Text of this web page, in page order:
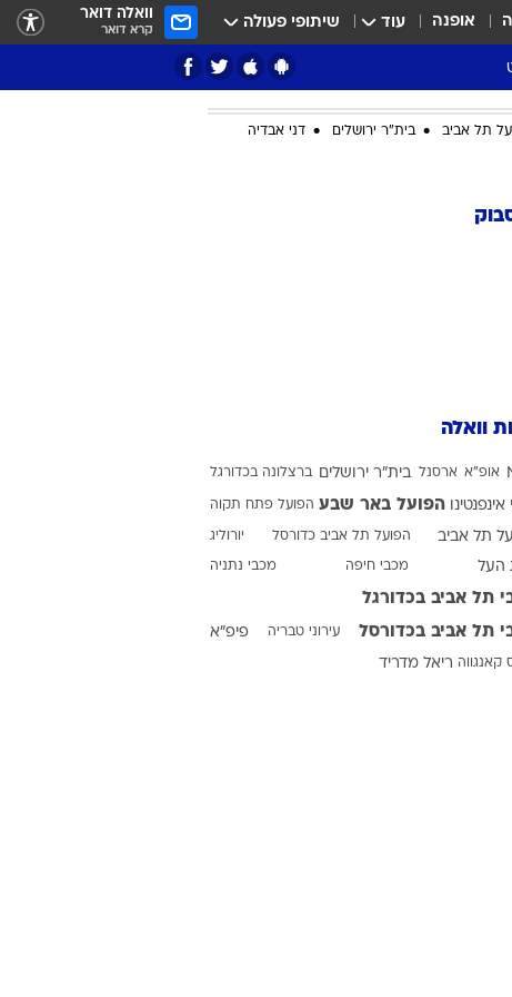
אופנה עוד שיתופי פעולה וואלה דואר
קרא דואר
מחוץ לקווים
4-4-2
תל אביב בית"ר ירושלים דני אבדיה
וואלה
אופ"א ארסנל בית"ר ירושלים ברצלונה בכדורגל
אינפנטינו הפועל באר שבע הפועל פתח תקוה
תל אביב הפועל תל אביב כדורסל יורוליג
העל מכבי חיפה מכבי נתניה
תל אביב בכדורגל
תל אביב בכדורסל
עירוני טבריה פיפ"א
קאנגווה ריאל מדריד